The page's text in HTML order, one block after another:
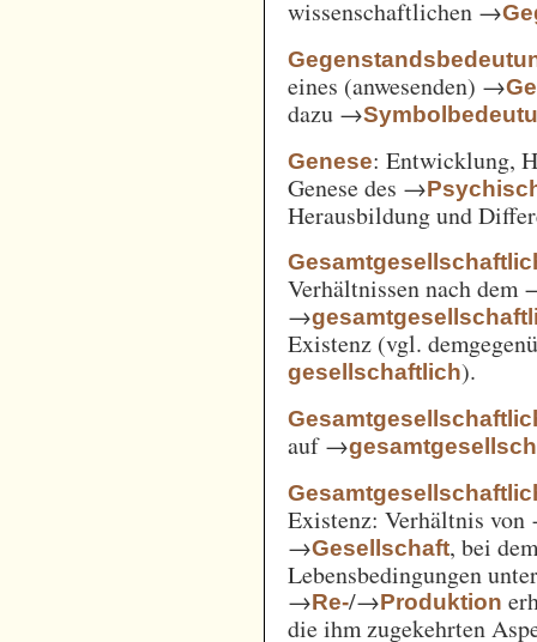
wissenschaftlichen →
eines (anwesenden) →
dazu →
Genese: Entwicklung,
Genese des →
Herausbildung und
Verhältnissen nach dem
→
Existenz (vgl.
gesellschaftlich).
auf →
Existenz: Verhältnis
→Gesellschaft, bei
Lebensbedingungen
→Re-/→Produktion
die ihm zugekehrten